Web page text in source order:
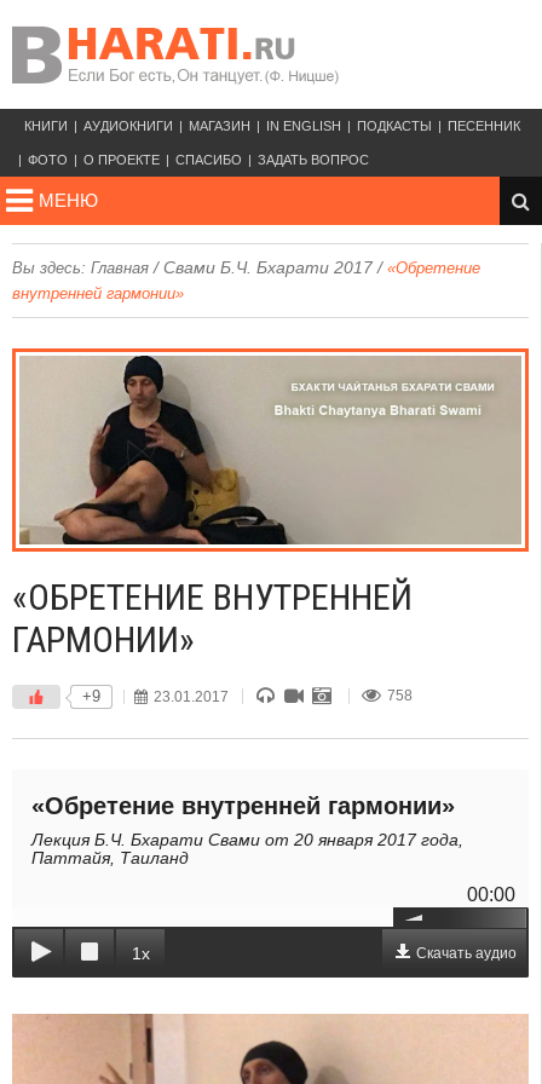
КНИГИ АУДИОКНИГИ МАГАЗИН IN ENGLISH ПОДКАСТЫ ПЕСЕННИК
ФОТО О ПРОЕКТЕ СПАСИБО ЗАДАТЬ ВОПРОС
МЕНЮ
Вы здесь: Главная /Свами Б.Ч. Бхарати 2017 / «Обретение
внутренней гармонии»
«ОБРЕТЕНИЕ ВНУТРЕННЕЙ
ГАРМОНИИ»
+9 23.01.2017 758
«Обретение внутренней гармонии»
Лекция Б.Ч. Бхарати Свами от 20 января 2017 года,
Паттайя, Таиланд
00:00
1x Скачать аудио